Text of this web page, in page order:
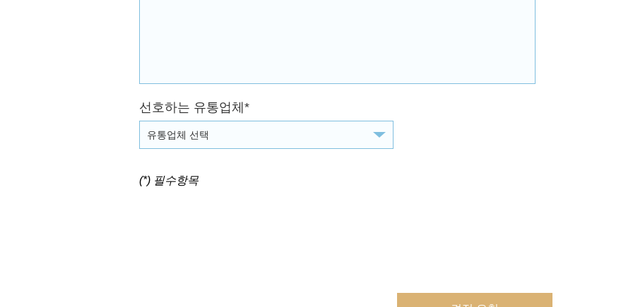
선호하는 유통업체*
유통업체 선택
(*) 필수항목